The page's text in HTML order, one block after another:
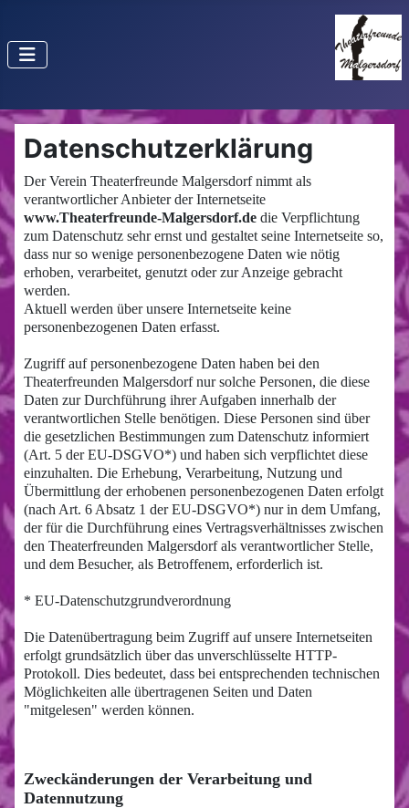
Datenschutzerklärung
Der Verein Theaterfreunde Malgersdorf nimmt als
verantwortlicher Anbieter der Internetseite
www.Theaterfreunde-Malgersdorf.de die Verpflichtung
zum Datenschutz sehr ernst und gestaltet seine Internetseite so,
dass nur so wenige personenbezogene Daten wie nötig
erhoben, verarbeitet, genutzt oder zur Anzeige gebracht
werden.
Aktuell werden über unsere Internetseite keine
personenbezogenen Daten erfasst.
Zugriff auf personenbezogene Daten haben bei den
Theaterfreunden Malgersdorf nur solche Personen, die diese
Daten zur Durchführung ihrer Aufgaben innerhalb der
verantwortlichen Stelle benötigen. Diese Personen sind über
die gesetzlichen Bestimmungen zum Datenschutz informiert
(Art. 5 der EU-DSGVO*) und haben sich verpflichtet diese
einzuhalten. Die Erhebung, Verarbeitung, Nutzung und
Übermittlung der erhobenen personenbezogenen Daten erfolgt
(nach Art. 6 Absatz 1 der EU-DSGVO*) nur in dem Umfang,
der für die Durchführung eines Vertragsverhältnisses zwischen
den Theaterfreunden Malgersdorf als verantwortlicher Stelle,
und dem Besucher, als Betroffenem, erforderlich ist.
* EU-Datenschutzgrundverordnung
Die Datenübertragung beim Zugriff auf unsere Internetseiten
erfolgt grundsätzlich über das unverschlüsselte HTTP-
Protokoll. Dies bedeutet, dass bei entsprechenden technischen
Möglichkeiten alle übertragenen Seiten und Daten
"mitgelesen" werden können.
Zweckänderungen der Verarbeitung und
Datennutzung